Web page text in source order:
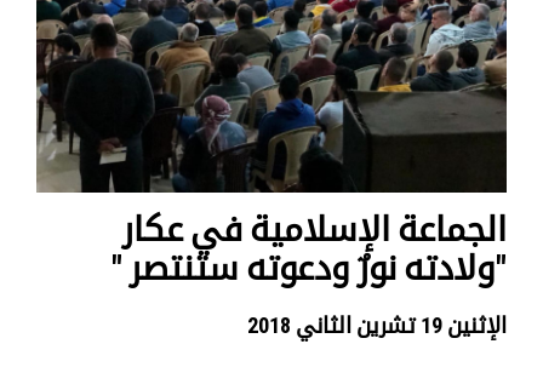
الجماعة الإسلامية في عكار
"ولادته نورٌ ودعوته ستنتصر "
الإثنين 19 تشرين الثاني 2018